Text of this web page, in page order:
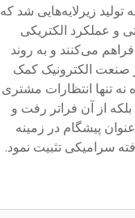
تولید زیرلایه‌هایی شد که
و عملکرد الکتریکی
فراهم می‌کنند و به روند
الکترونیک کمک
نه تنها انتظارات مشتری
بلکه از آن فراتر رفت و
عنوان پیشگام در زمینه
سرامیکی تثبیت نمود.